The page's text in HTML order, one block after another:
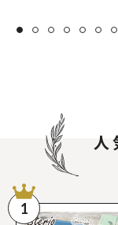
人
1